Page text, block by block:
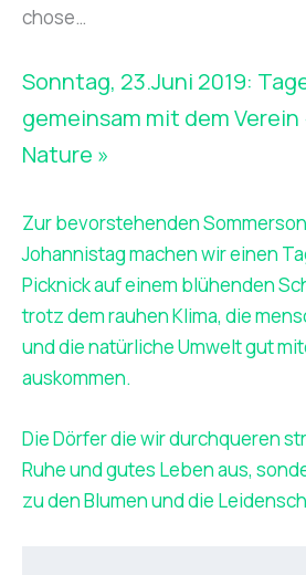
chose…
Sonntag, 23.Juni 2019:
gemeinsam mit dem Verein
Nature »
Zur bevorstehenden
Johannistag machen wir einen
Picknick auf einem blühenden
trotz dem rauhen Klima, die
und die natürliche Umwelt gut
auskommen.
Die Dörfer die wir durchqueren
Ruhe und gutes Leben aus,
zu den Blumen und die